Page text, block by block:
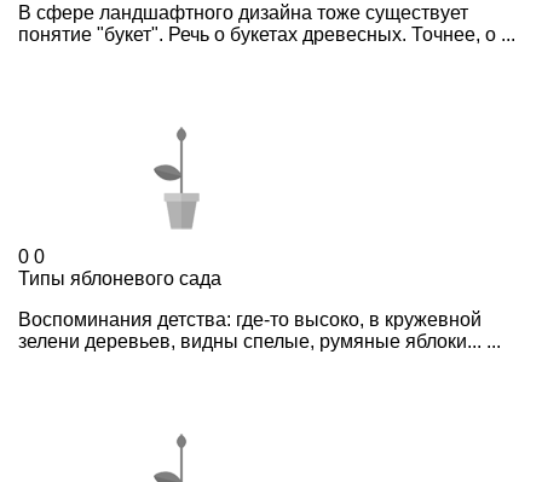
В сфере ландшафтного дизайна тоже существует
понятие "букет". Речь о букетах древесных. Точнее, о ...
0 0
Типы яблоневого сада
Воспоминания детства: где-то высоко, в кружевной
зелени деревьев, видны спелые, румяные яблоки... ...